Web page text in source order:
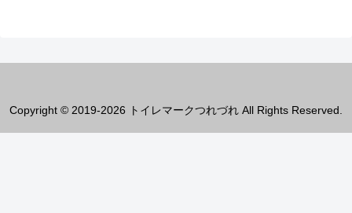
Copyright © 2019-2026 トイレマークつれづれ All Rights Reserved.